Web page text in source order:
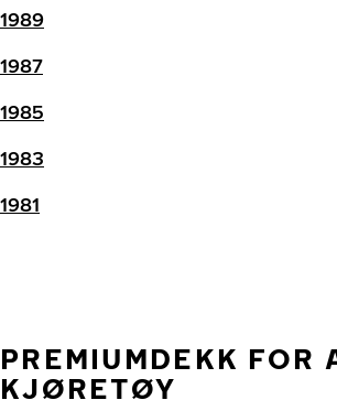
1989
1987
1985
1983
1981
PREMIUMDEKK FOR
KJØRETØY